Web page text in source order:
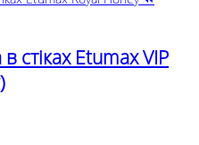
стіках Etumax VIP